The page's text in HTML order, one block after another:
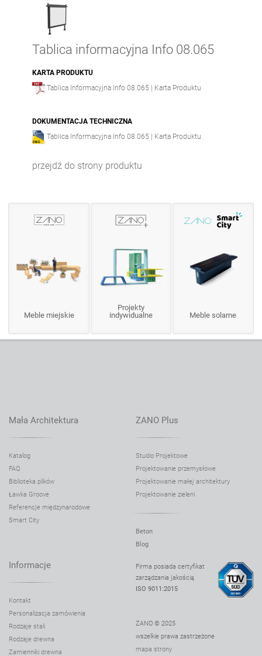
Tablica informacyjna Info 08.065
KARTA PRODUKTU
Tablica Informacyjna Info 08.065 | Karta Produktu
DOKUMENTACJA TECHNICZNA
Tablica Informacyjna Info 08.065 | Karta Produktu
przejdź do strony produktu
Meble miejskie
Projekty
indywidualne
Meble solarne
Mała Architektura
Katalog
FAQ
Biblioteka plików
Ławka Groove
Referencje międzynarodowe
Smart City
ZANO Plus
Studio Projektowe
Projektowanie przemysłowe
Projektowanie małej architektury
Projektowanie zieleni
Beton
Blog
Informacje
Kontakt
Personalizacja zamówienia
Rodzaje stali
Rodzaje drewna
Zamienniki drewna
Firma posiada certyfikat
zarządzania jakością
ISO 9011:2015
ZANO © 2025
wszelkie prawa zastrzeżone
mapa strony